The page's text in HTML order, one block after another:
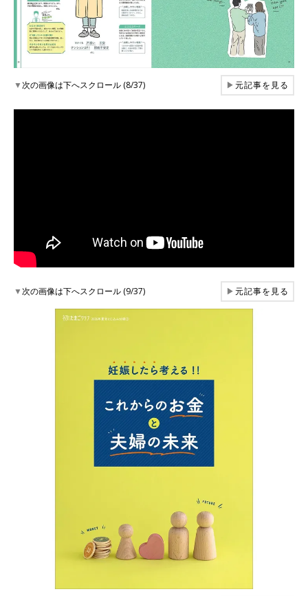
▼次の画像は下へスクロール (8/37) ▶元記事を見る
▼次の画像は下へスクロール (9/37) ▶元記事を見る